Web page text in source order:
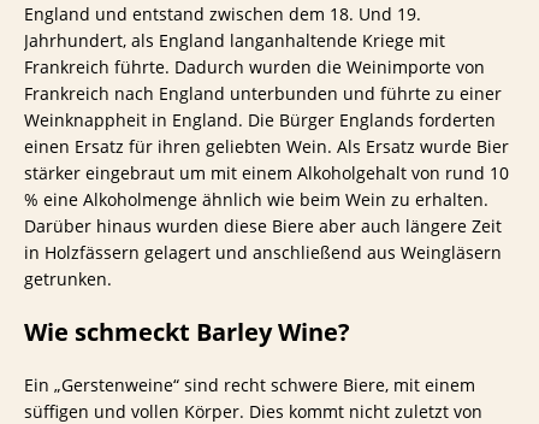
England und entstand zwischen dem 18. Und 19.
Jahrhundert, als England langanhaltende Kriege mit
Frankreich führte. Dadurch wurden die Weinimporte von
Frankreich nach England unterbunden und führte zu einer
Weinknappheit in England. Die Bürger Englands forderten
einen Ersatz für ihren geliebten Wein. Als Ersatz wurde Bier
stärker eingebraut um mit einem Alkoholgehalt von rund 10
% eine Alkoholmenge ähnlich wie beim Wein zu erhalten.
Darüber hinaus wurden diese Biere aber auch längere Zeit
in Holzfässern gelagert und anschließend aus Weingläsern
getrunken.
Wie schmeckt Barley Wine?
Ein „Gerstenweine“ sind recht schwere Biere, mit einem
süffigen und vollen Körper. Dies kommt nicht zuletzt von